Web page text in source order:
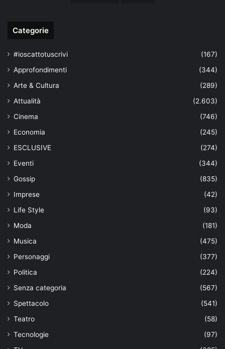
Categorie
#ioscattotuscrivi
(167)
Approfondimenti
(344)
Arte & Cultura
(289)
Attualità
(2.603)
Cinema
(746)
Economia
(245)
ESCLUSIVE
(274)
Eventi
(344)
Gossip
(835)
Imprese
(42)
Life Style
(93)
Moda
(181)
Musica
(475)
Personaggi
(377)
Politica
(224)
Senza categoria
(567)
Spettacolo
(541)
Teatro
(58)
Tecnologie
(97)